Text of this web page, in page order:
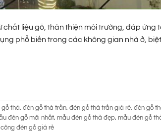
liệu gỗ, thân thiện môi trường, đáp ứng
phổ biến trong các không gian nhà ở, biệt
gỗ thả, đèn gỗ thả trần, đèn gỗ thả trần giá rẻ, đèn gỗ
đèn gỗ mới nhất, mẫu đèn gỗ thả đẹp, mẫu đèn gỗ
đèn gỗ giá rẻ